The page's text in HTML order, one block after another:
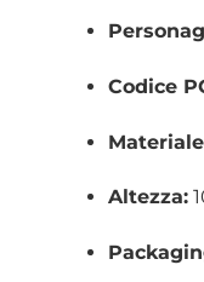
Codice
Altezza: